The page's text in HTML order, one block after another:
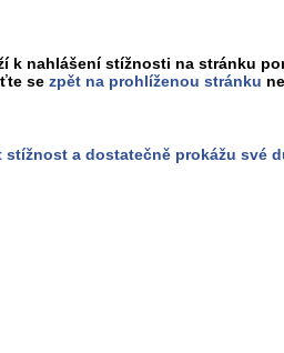
k nahlášení stížnosti na stránku
se zpět na prohlíženou stránku
stížnost a dostatečně prokážu své